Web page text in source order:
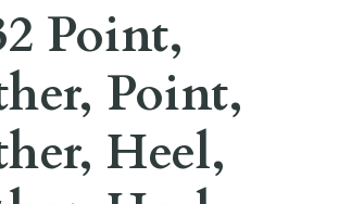
Point,
Point,
Heel,